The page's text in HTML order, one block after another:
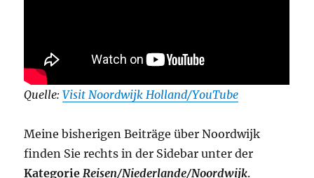
Quelle:Visit Noordwijk Holland/YouTube
Meine bisherigen Beiträge über Noordwijk
finden Sie rechts in der Sidebar unter der
Kategorie Reisen/Niederlande/Noordwijk.